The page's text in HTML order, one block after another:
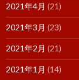
2021年4月 (21)
2021年3月 (23)
2021年2月 (21)
2021年1月 (14)